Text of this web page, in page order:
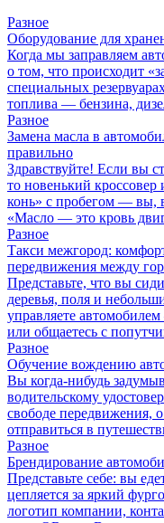
Разное
Оборудование для
Когда мы заправляем
о том, что происходит
специальных
топлива — бензина,
Разное
Замена масла в
правильно
Здравствуйте! Если вы
то новенький
конь» с пробегом — вы,
«Масло — это кровь
Разное
Такси межгород:
передвижения между
Представьте, что вы
деревья, поля и
управляете
или общаетесь с
Разное
Обучение вождению
Вы когда-нибудь
водительскому
свободе передвижения,
отправиться в
Разное
Брендирование
Представьте себе: вы
цепляется за яркий
логотип компании,